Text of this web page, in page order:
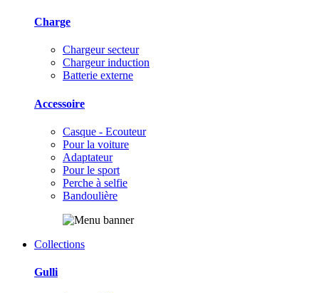
Charge
Chargeur secteur
Chargeur induction
Batterie externe
Accessoire
Casque - Ecouteur
Pour la voiture
Adaptateur
Pour le sport
Perche à selfie
Bandoulière
Collections
Gulli